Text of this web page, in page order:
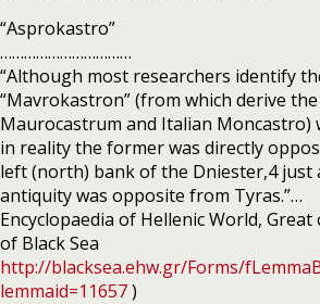
“Asprokastro”
……………………………
“Although most researchers identify
“Mavrokastron” (from which derive
Maurocastrum and Italian Moncastro)
in reality the former was directly
left (north) bank of the Dniester,4 just
antiquity was opposite from Tyras.”…
Encyclopaedia of Hellenic World, Great
of Black Sea
http://blacksea.ehw.gr/Forms/
lemmaid=11657)